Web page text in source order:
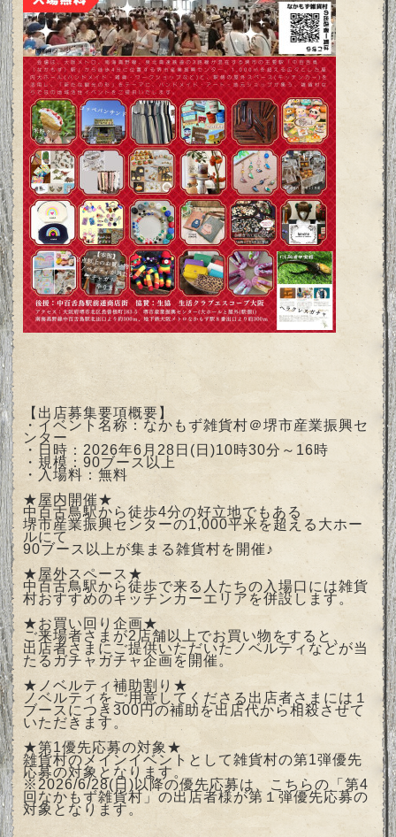
【出店募集要項概要】
・イベント名称：なかもず雑貨村＠堺市産業振興セ
ンター
・日時：2026年6月28日(日)10時30分～16時
・規模：90ブース以上
・入場料：無料
★屋内開催★
中百舌鳥駅から徒歩4分の好立地でもある
堺市産業振興センターの1,000平米を超える大ホー
ルにて
90ブース以上が集まる雑貨村を開催♪
★屋外スペース★
中百舌鳥駅から徒歩で来る人たちの入場口には雑貨
村おすすめのキッチンカーエリアを併設します。
★お買い回り企画★
ご来場者さまが2店舗以上でお買い物をすると、
出店者さまにご提供いただいたノベルティなどが当
たるガチャガチャ企画を開催。
★ノベルティ補助割り★
ノベルティをご用意してくださる出店者さまには１
ブースにつき300円の補助を出店代から相殺させて
いただきます。
★第1優先応募の対象★
雑貨村のメインイベントとして雑貨村の第1弾優先
応募の対象となります。
※2026/6/28(日)以降の優先応募は、こちらの「第4
回なかもず雑貨村」の出店者様が第１弾優先応募の
対象となります。